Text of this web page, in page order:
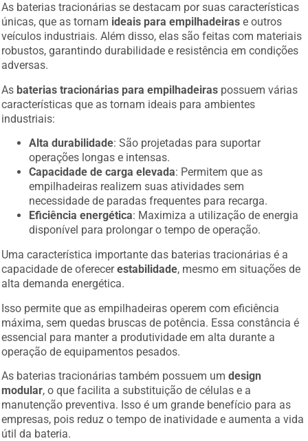
As baterias tracionárias se destacam por suas características
únicas, que as tornam ideais para empilhadeiras e outros
veículos industriais. Além disso, elas são feitas com materiais
robustos, garantindo durabilidade e resistência em condições
adversas.
As baterias tracionárias para empilhadeiras possuem várias
características que as tornam ideais para ambientes
industriais:
Alta durabilidade: São projetadas para suportar
operações longas e intensas.
Capacidade de carga elevada: Permitem que as
empilhadeiras realizem suas atividades sem
necessidade de paradas frequentes para recarga.
Eficiência energética: Maximiza a utilização de energia
disponível para prolongar o tempo de operação.
Uma característica importante das baterias tracionárias é a
capacidade de oferecerestabilidade, mesmo em situações de
alta demanda energética.
Isso permite que as empilhadeiras operem com eficiência
máxima, sem quedas bruscas de potência. Essa constância é
essencial para manter a produtividade em alta durante a
operação de equipamentos pesados.
As baterias tracionárias também possuem umdesign
modular, o que facilita a substituição de células e a
manutenção preventiva. Isso é um grande benefício para as
empresas, pois reduz o tempo de inatividade e aumenta a vida
útil da bateria.